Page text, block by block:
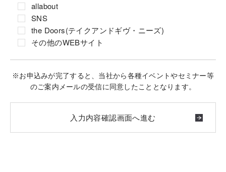
allabout
SNS
the Doors(テイクアンドギヴ・ニーズ)
その他のWEBサイト
※お申込みが完了すると、当社から各種イベントやセミナー等
のご案内メールの受信に同意したこととなります。